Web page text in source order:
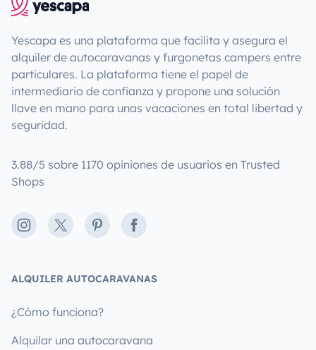
Yescapa es una plataforma que facilita y asegura el
alquiler de autocaravanas y furgonetas campers entre
particulares. La plataforma tiene el papel de
intermediario de confianza y propone una solución
llave en mano para unas vacaciones en total libertad y
seguridad.
3.88/5 sobre 1170 opiniones de usuarios en Trusted
Shops
Instagram
X PinterestFacebook
ALQUILER AUTOCARAVANAS
¿Cómo funciona?
Alquilar una autocaravana